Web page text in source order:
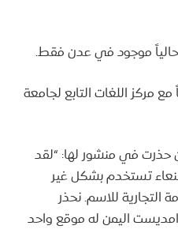
اللغات التابع لجامعة
حذرت في منشور لها: “لقد
تستخدم بشكل غير
التجارية للاسم. نحذر
اليمن له موقع واحد